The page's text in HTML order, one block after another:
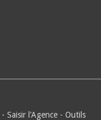
- Saisir l'Agence - Outils